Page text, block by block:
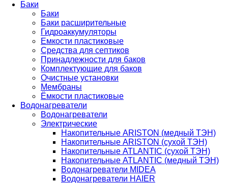
Баки
Баки
Баки расширительные
Гидроаккумуляторы
Емкости пластиковые
Средства для септиков
Принадлежности для баков
Комплектующие для баков
Очистные установки
Мембраны
Ёмкости пластиковые
Водонагреватели
Водонагреватели
Электрические
Накопительные ARISTON (медный ТЭН)
Накопительные ARISTON (сухой ТЭН)
Накопительные ATLANTIC (сухой ТЭН)
Накопительные ATLANTIC (медный ТЭН)
Водонагреватели MIDEA
Водонагреватели HAIER